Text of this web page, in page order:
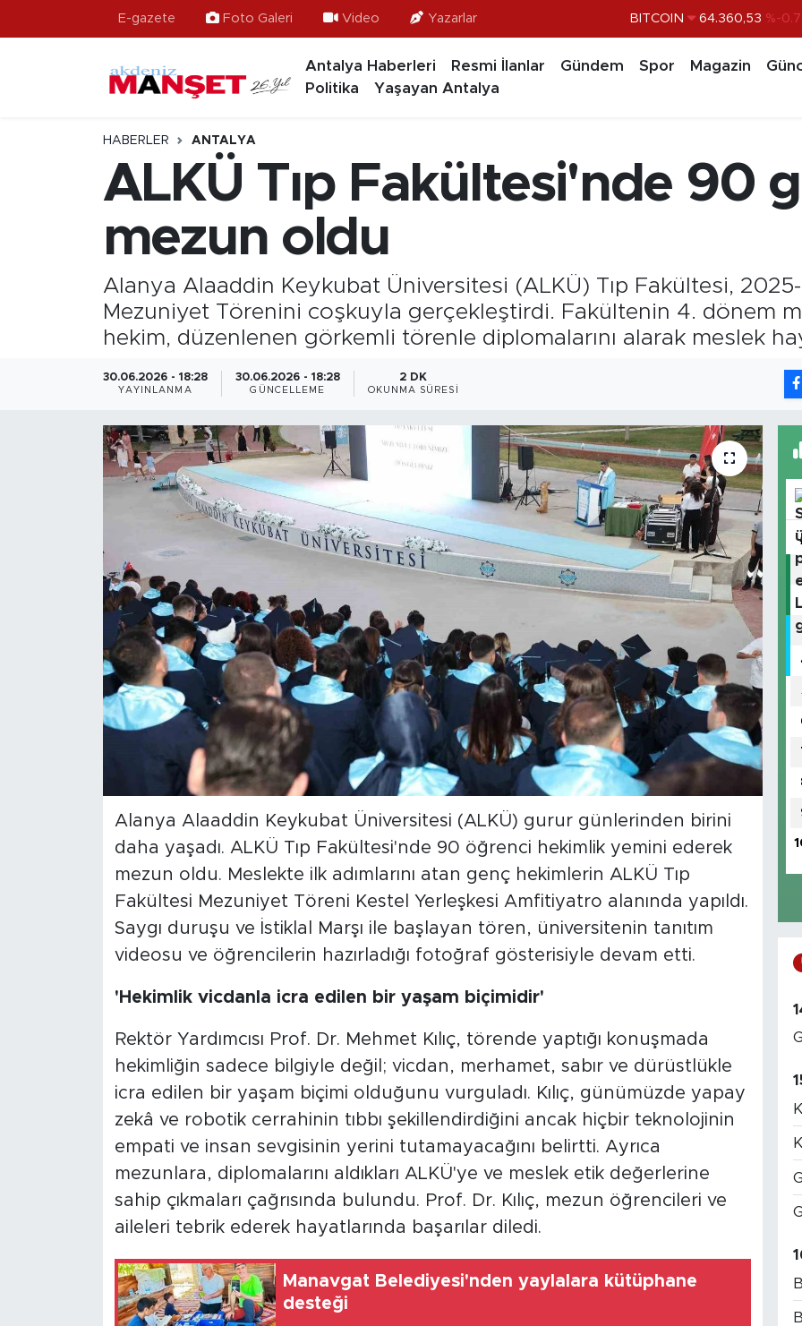
E-gazete Foto Galeri Video Yazarlar BITCOIN 64.360,53 %-
BİST100 13.887
Antalya Haberleri Resmi İlanlar Gündem Spor Magazin
Politika
Yaşayan Antalya
HABERLER ANTALYA
ALKÜ Tıp Fakültesi'nde 90
mezun oldu
Alanya Alaaddin Keykubat Üniversitesi (ALKÜ) Tıp Fakültesi, 2025-
Mezuniyet Törenini coşkuyla gerçekleştirdi. Fakültenin 4. dönem
hekim, düzenlenen görkemli törenle diplomalarını alarak meslek
30.06.2026 - 18:28
YAYINLANMA
30.06.2026 - 18:28
GÜNCELLEME
2 DK
OKUNMA SÜRESI
Alanya Alaaddin Keykubat Üniversitesi (ALKÜ) gurur günlerinden birini
daha yaşadı. ALKÜ Tıp Fakültesi'nde 90 öğrenci hekimlik yemini ederek
mezun oldu. Meslekte ilk adımlarını atan genç hekimlerin ALKÜ Tıp
Fakültesi Mezuniyet Töreni Kestel Yerleşkesi Amfitiyatro alanında yapıldı.
Saygı duruşu ve İstiklal Marşı ile başlayan tören, üniversitenin tanıtım
videosu ve öğrencilerin hazırladığı fotoğraf gösterisiyle devam etti.
'Hekimlik vicdanla icra edilen bir yaşam biçimidir'
Rektör Yardımcısı Prof. Dr. Mehmet Kılıç, törende yaptığı konuşmada
hekimliğin sadece bilgiyle değil; vicdan, merhamet, sabır ve dürüstlükle
icra edilen bir yaşam biçimi olduğunu vurguladı. Kılıç, günümüzde yapay
zekâ ve robotik cerrahinin tıbbı şekillendirdiğini ancak hiçbir teknolojinin
empati ve insan sevgisinin yerini tutamayacağını belirtti. Ayrıca
mezunlara, diplomalarını aldıkları ALKÜ'ye ve meslek etik değerlerine
sahip çıkmaları çağrısında bulundu. Prof. Dr. Kılıç, mezun öğrencileri ve
aileleri tebrik ederek hayatlarında başarılar diledi.
Manavgat Belediyesi'nden yaylalara kütüphane
desteği
Ekonomi
Gündem
Kültür- Sanat
Magazin
Özel Haber
Resmi İlanlar
Turizm
Hava Durumu
Süper Lig Puan Durumu ve Fikstür
Tüm Manşetler
Son Dakika Haberleri
Haber Arşivi